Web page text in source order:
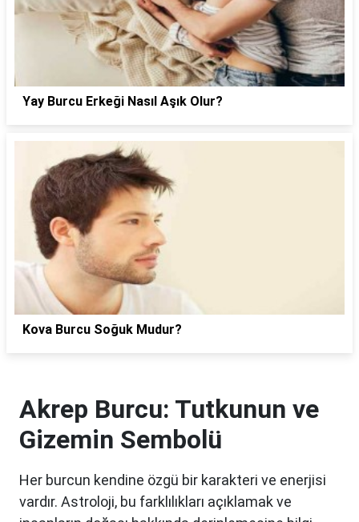
Yay Burcu Erkeği Nasıl Aşık Olur?
Kova Burcu Soğuk Mudur?
Akrep Burcu: Tutkunun ve
Gizemin Sembolü
Her burcun kendine özgü bir karakteri ve enerjisi
vardır. Astroloji, bu farklılıkları açıklamak ve